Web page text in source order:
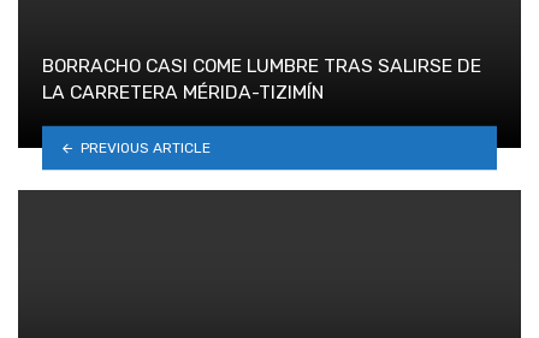
BORRACHO CASI COME LUMBRE TRAS SALIRSE DE
LA CARRETERA MÉRIDA-TIZIMÍN
PREVIOUS ARTICLE